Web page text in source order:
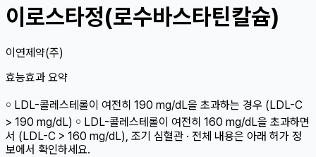
이로스타정(로수바스타틴칼슘)
이연제약(주)
효능효과 요약
￮ LDL-콜레스테롤이 여전히 190 mg/dL을 초과하는 경우 (LDL-C
> 190 mg/dL) ￮ LDL-콜레스테롤이 여전히 160 mg/dL을 초과하면
서 (LDL-C > 160 mg/dL), 조기 심혈관 · 전체 내용은 아래 허가 정
보에서 확인하세요.